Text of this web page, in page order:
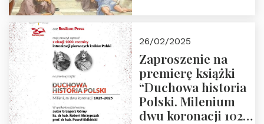
26/02/2025
Zaproszenie na
premierę książki
“Duchowa historia
Polski. Milenium
dwu koronacji 1025-